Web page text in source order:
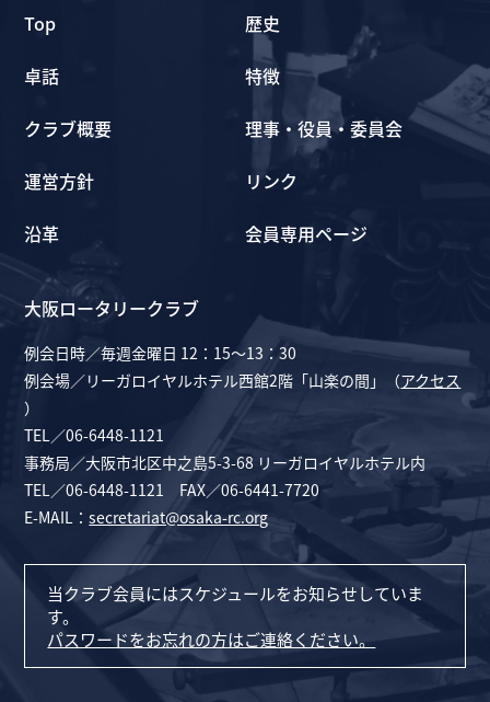
Top
卓話
クラブ概要
運営方針
沿革
歴史
特徴
理事・役員・委員会
リンク
会員専用ページ
大阪ロータリークラブ
例会日時／毎週金曜日 12：15～13：30
例会場／リーガロイヤルホテル西館2階「山楽の間」（アクセス
）
TEL／06-6448-1121
事務局／大阪市北区中之島5-3-68 リーガロイヤルホテル内
TEL／06-6448-1121 FAX／06-6441-7720
E-MAIL：secretariat@osaka-rc.org
当クラブ会員にはスケジュールをお知らせしていま
す。
パスワードをお忘れの方はご連絡ください。